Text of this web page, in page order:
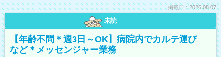
掲載日：2026.08.07
未読
【年齢不問＊週3日～OK】病院内でカルテ運び
など＊メッセンジャー業務